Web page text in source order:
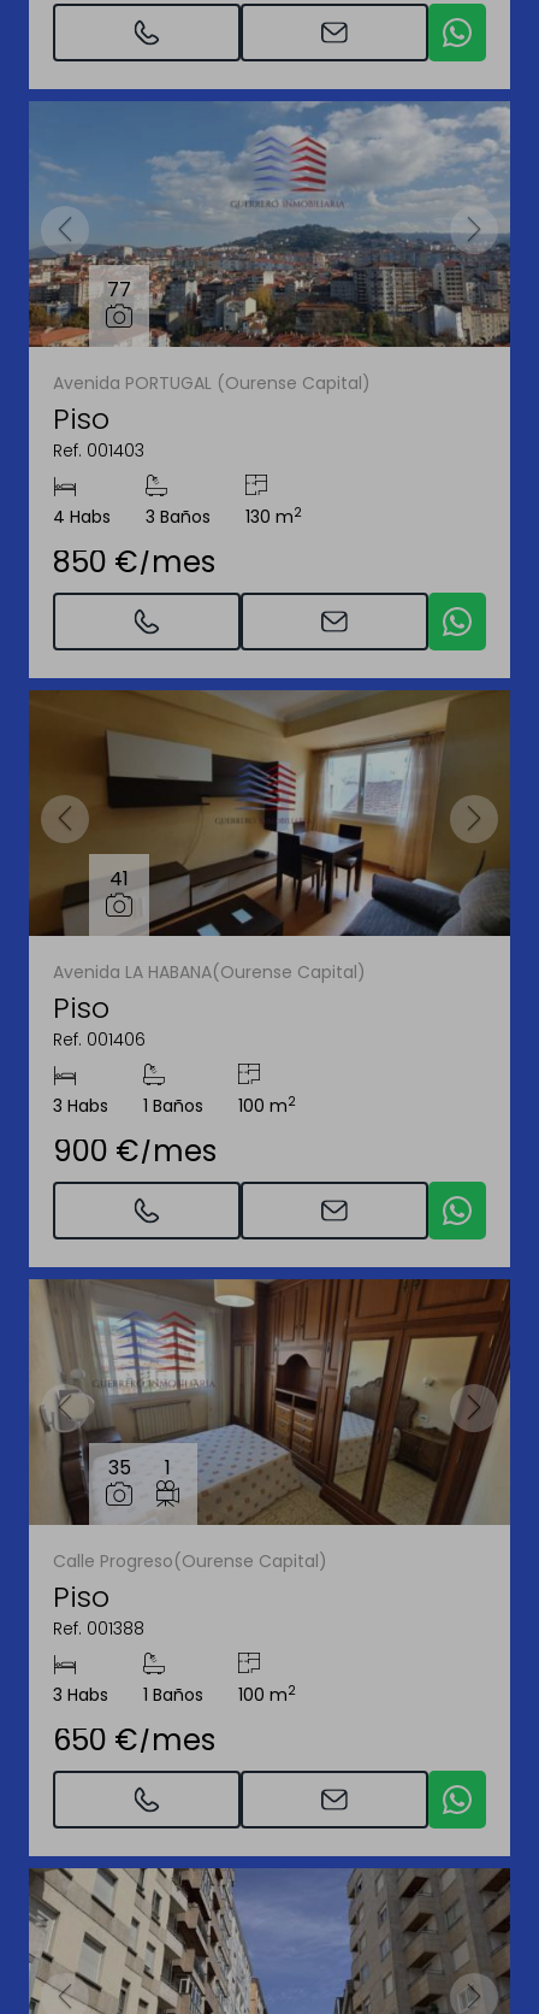
77
Avenida PORTUGAL (Ourense Capital)
Piso
Ref. 001403
4 Habs 3 Baños 130 m2
850 €/mes
41
Avenida LA HABANA(Ourense Capital)
Piso
Ref. 001406
3 Habs 1 Baños 100 m2
900 €/mes
35 1
Calle Progreso(Ourense Capital)
Piso
Ref. 001388
3 Habs 1 Baños 100 m2
650 €/mes